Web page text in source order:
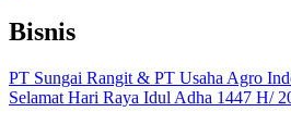
Bisnis
PT Sungai Rangit & PT Usaha Agro
Selamat Hari Raya Idul Adha 1447 H/